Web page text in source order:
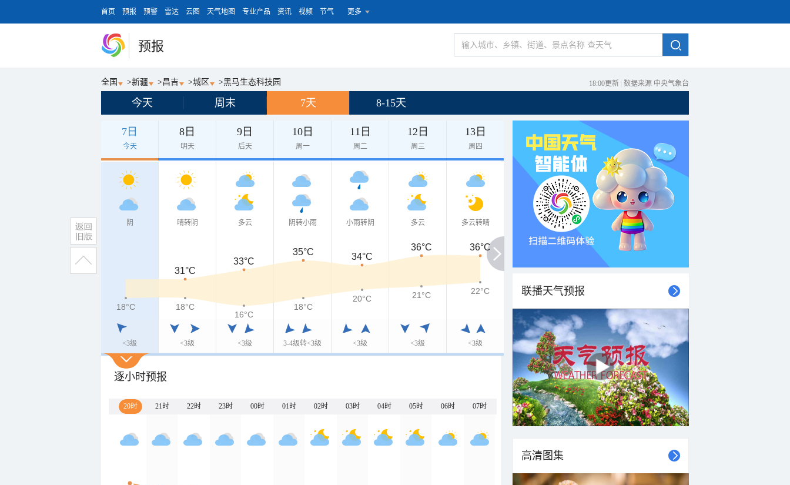
首页 预报 预警 雷达 云图 天气地图 专业产品 资讯 视频 节气 更多
预报
全国 >新疆 >昌吉 >城区 >黑马生态科技园 18:00更新 数据来源 中央气象台
今天 周末 7天 8-15天
7日
今天
8日
明天
9日
后天
10日
周一
11日
周二
12日
周三
13日
周四
阴
<3级
晴转阴
<3级
多云
<3级
阴转小雨
3-4级转<3级
小雨转阴
<3级
多云
<3级
多云转晴
<3级
31°C
33°C
35°C 34°C
36°C 36°C
18°C
18°C
16°C
18°C
20°C 21°C 22°C
逐小时预报
20时 21时 22时 23时 00时 01时 02时 03时 04时 05时 06时 07时
联播天气预报
高清图集